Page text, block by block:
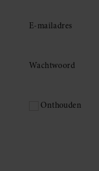
E-mailadres
Wachtwoord
Onthouden